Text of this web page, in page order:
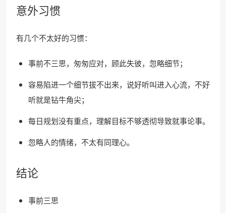
意外习惯
有几个不太好的习惯：
事前不三思，匆匆应对，顾此失彼，忽略细节；
容易陷进一个细节拔不出来，说好听叫进入心流，不好
听就是钻牛角尖；
每日规划没有重点，理解目标不够透彻导致就事论事。
忽略人的情绪，不太有同理心。
结论
事前三思